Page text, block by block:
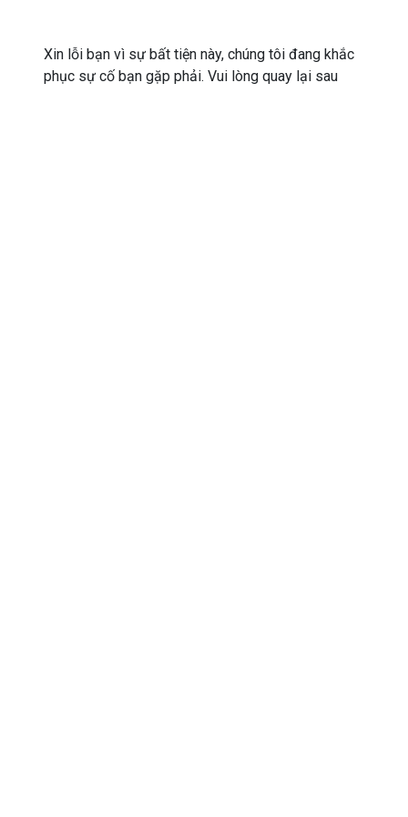
Xin lỗi bạn vì sự bất tiện này, chúng tôi đang khắc
phục sự cố bạn gặp phải. Vui lòng quay lại sau